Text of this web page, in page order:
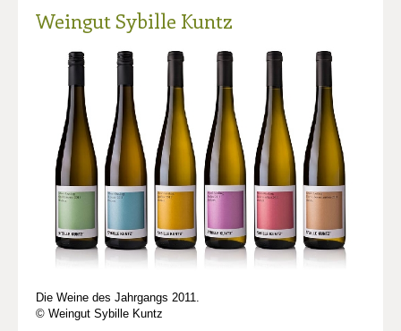
Weingut Sybille Kuntz
Die Weine des Jahrgangs 2011.
© Weingut Sybille Kuntz